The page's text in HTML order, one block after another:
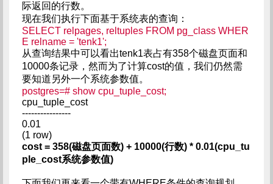
际返回的行数。
现在我们执行下面基于系统表的查询：
SELECT relpages, reltuples FROM pg_class WHER
E relname = 'tenk1';
从查询结果中可以看出tenk1表占有358个磁盘页面和
10000条记录，然而为了计算cost的值，我们仍然需
要知道另外一个系统参数值。
postgres=# show cpu_tuple_cost;
cpu_tuple_cost
----------------
0.01
(1 row)
cost = 358(磁盘页面数) + 10000(行数) * 0.01(cpu_tu
ple_cost系统参数值)